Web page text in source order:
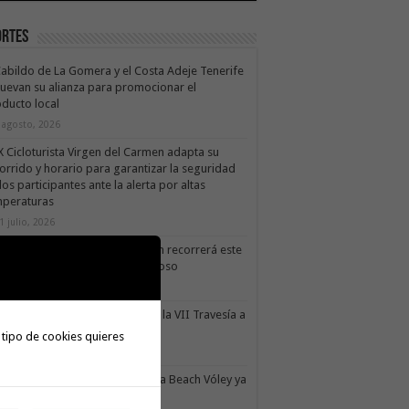
de La Gomera y el Costa Adeje Tenerife
su alianza para promocionar el
local
agosto, 2026
Cicloturista Virgen del Carmen adapta su
y horario para garantizar la seguridad
participantes ante la alerta por altas
julio, 2026
X Cicloturista Virgen del Carmen recorrerá este
los paisajes de Vallehermoso
Gran Rey acoge este sábado la VII Travesía a
Isla Colombina
II torneo Autonómico Gomahara Beach Vóley ya
de cookies quieres